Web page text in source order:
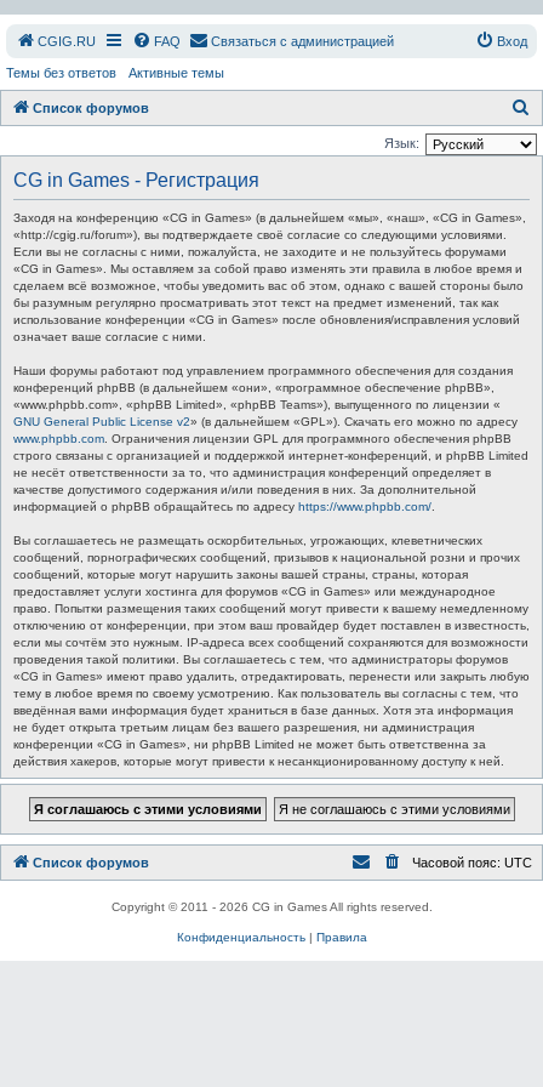
СGIG.RU FAQ Связаться с администрацией Вход
Темы без ответов Активные темы
Список форумов
о
Язык:
CG in Games - Регистрация
Заходя на конференцию «CG in Games» (в дальнейшем «мы», «наш», «CG in Games»,
«http://cgig.ru/forum»), вы подтверждаете своё согласие со следующими условиями.
Если вы не согласны с ними, пожалуйста, не заходите и не пользуйтесь форумами
«CG in Games». Мы оставляем за собой право изменять эти правила в любое время и
сделаем всё возможное, чтобы уведомить вас об этом, однако с вашей стороны было
бы разумным регулярно просматривать этот текст на предмет изменений, так как
использование конференции «CG in Games» после обновления/исправления условий
означает ваше согласие с ними.
Наши форумы работают под управлением программного обеспечения для создания
конференций phpBB (в дальнейшем «они», «программное обеспечение phpBB»,
«www.phpbb.com», «phpBB Limited», «phpBB Teams»), выпущенного по лицензии «
GNU General Public License v2» (в дальнейшем «GPL»). Скачать его можно по адресу
www.phpbb.com . Ограничения лицензии GPL для программного обеспечения phpBB
строго связаны с организацией и поддержкой интернет-конференций, и phpBB Limited
не несёт ответственности за то, что администрация конференций определяет в
качестве допустимого содержания и/или поведения в них. За дополнительной
информацией о phpBB обращайтесь по адресу https://www.phpbb.com/
Вы соглашаетесь не размещать оскорбительных, угрожающих, клеветнических
сообщений, порнографических сообщений, призывов к национальной розни и прочих
сообщений, которые могут нарушить законы вашей страны, страны, которая
предоставляет услуги хостинга для форумов «CG in Games» или международное
право. Попытки размещения таких сообщений могут привести к вашему немедленному
отключению от конференции, при этом ваш провайдер будет поставлен в известность,
если мы сочтём это нужным. IP-адреса всех сообщений сохраняются для возможности
проведения такой политики. Вы соглашаетесь с тем, что администраторы форумов
«CG in Games» имеют право удалить, отредактировать, перенести или закрыть любую
тему в любое время по своему усмотрению. Как пользователь вы согласны с тем, что
введённая вами информация будет храниться в базе данных. Хотя эта информация
не будет открыта третьим лицам без вашего разрешения, ни администрация
конференции «CG in Games», ни phpBB Limited не может быть ответственна за
действия хакеров, которые могут привести к несанкционированному доступу к ней.
Список форумов Часовой пояс: UTC
Copyright © 2011 - 2026 CG in Games All rights reserved.
Конфиденциальность| Правила